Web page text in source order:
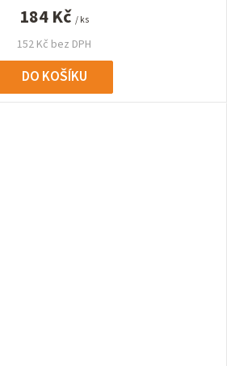
152 Kč bez DPH
184 Kč / ks
DO KOŠÍKU